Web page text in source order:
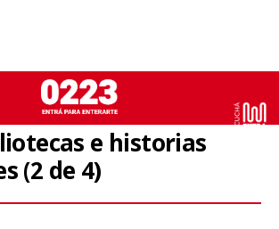
e historias
(2 de 4)